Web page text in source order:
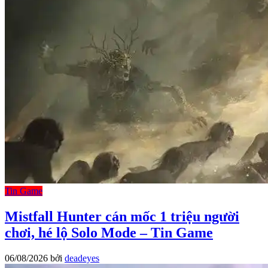
Tin Game
Mistfall Hunter cán mốc 1 triệu người
chơi, hé lộ Solo Mode – Tin Game
06/08/2026 bởi deadeyes